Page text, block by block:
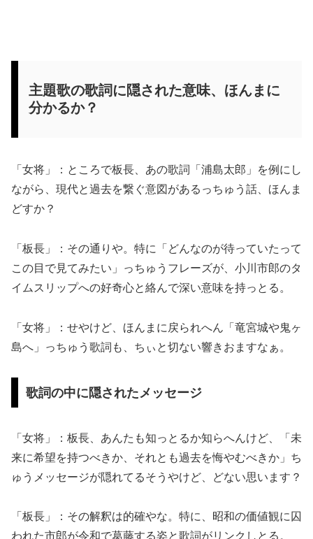
主題歌の歌詞に隠された意味、ほんまに
分かるか？
「女将」：ところで板長、あの歌詞「浦島太郎」を例にし
ながら、現代と過去を繋ぐ意図があるっちゅう話、ほんま
どすか？
「板長」：その通りや。特に「どんなのが待っていたって
この目で見てみたい」っちゅうフレーズが、小川市郎のタ
イムスリップへの好奇心と絡んで深い意味を持っとる。
「女将」：せやけど、ほんまに戻られへん「竜宮城や鬼ヶ
島へ」っちゅう歌詞も、ちぃと切ない響きおますなぁ。
歌詞の中に隠されたメッセージ
「女将」：板長、あんたも知っとるか知らへんけど、「未
来に希望を持つべきか、それとも過去を悔やむべきか」ち
ゅうメッセージが隠れてるそうやけど、どない思います？
「板長」：その解釈は的確やな。特に、昭和の価値観に囚
われた市郎が令和で葛藤する姿と歌詞がリンクしとる。